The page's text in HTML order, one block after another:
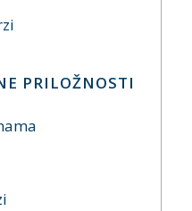
PRILOŽNOSTI